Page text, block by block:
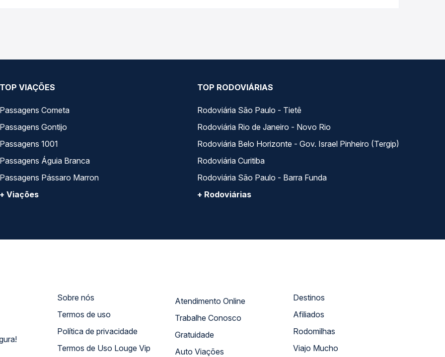
TOP VIAÇÕES
Passagens Cometa
Passagens Gontijo
Passagens 1001
Passagens Águia Branca
Passagens Pássaro Marron
+ Viações
TOP RODOVIÁRIAS
Rodoviária São Paulo - Tietê
Rodoviária Rio de Janeiro - Novo Rio
Rodoviária Belo Horizonte - Gov. Israel Pinheiro (Tergip)
Rodoviária Curitiba
Rodoviária São Paulo - Barra Funda
+ Rodoviárias
Sobre nós
Termos de uso
Política de privacidade
Termos de Uso Louge Vip
Atendimento Online
Trabalhe Conosco
Gratuidade
Auto Viações
Destinos
Afiliados
Rodomilhas
Viajo Mucho